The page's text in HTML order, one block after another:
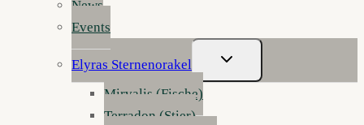
News
Events
Elyras Sternenorakel
Untermenü
Umschalten
Mirvalis (Fische)
Terradon (Stier)